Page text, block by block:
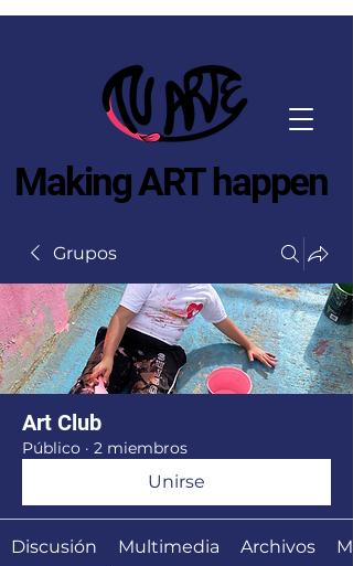
Making ART happen
Grupos
Art Club
Público · 2 miembros
Unirse
Discusión Multimedia Archivos